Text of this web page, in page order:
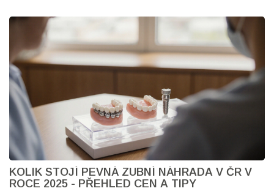
KOLIK STOJÍ PEVNÁ ZUBNÍ NÁHRADA V ČR V
ROCE 2025 - PŘEHLED CEN A TIPY